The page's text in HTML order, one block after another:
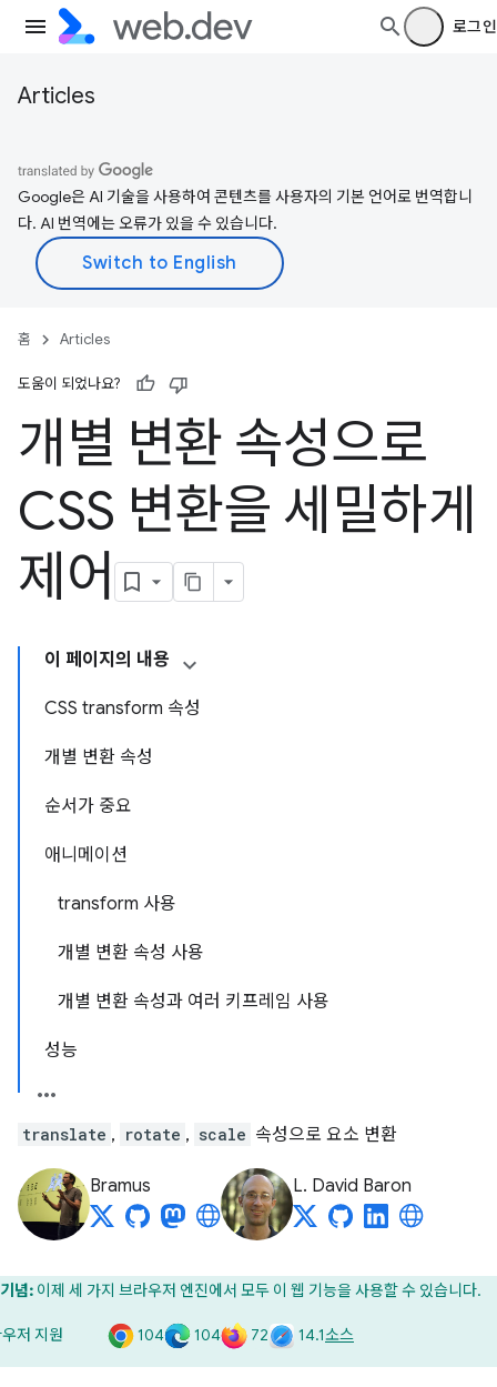
로그인
Articles
Google은 AI 기술을 사용하여 콘텐츠를 사용자의 기본 언어로 번역합니
다. AI 번역에는 오류가 있을 수 있습니다.
홈 Articles
도움이 되었나요?
개별 변환 속성으로
CSS 변환을 세밀하게
제어
이 페이지의 내용
CSS transform 속성
개별 변환 속성
순서가 중요
애니메이션
transform 사용
개별 변환 속성 사용
개별 변환 속성과 여러 키프레임 사용
성능
translate , rotate , scale 속성으로 요소 변환
Bramus L. David Baron
기념: 이제 세 가지 브라우저 엔진에서 모두 이 웹 기능을 사용할 수 있습니다.
저 지원 104 104 72 14.1소스